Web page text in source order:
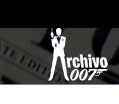
al
contenido